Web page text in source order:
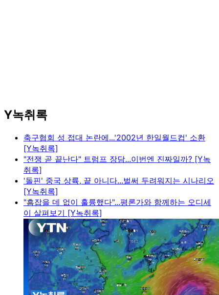
Y녹취록
축구협회 성 접대 논란에...'2002년 한일월드컵' 소환
[Y녹취록]
"전쟁 곧 끝난다" 트럼프 장담...이번엔 진짜일까? [Y녹
취록]
'돌핀' 중국 상륙, 끝 아니다...벌써 두려워지는 시나리오
[Y녹취록]
"흠잡을 데 없이 훌륭했다"...평론가와 함께하는 오디세
이 살펴보기 [Y녹취록]